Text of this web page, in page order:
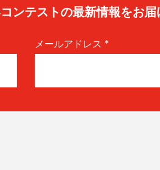
ンテストの最新情報をお届
メールアドレス *